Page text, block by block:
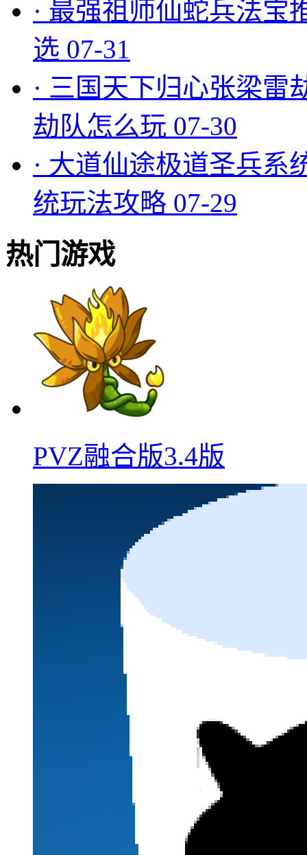
· 最强祖师仙蛇兵法宝
选 07-31
· 三国天下归心张梁雷
劫队怎么玩 07-30
· 大道仙途极道圣兵系
统玩法攻略 07-29
热门游戏
PVZ融合版3.4版